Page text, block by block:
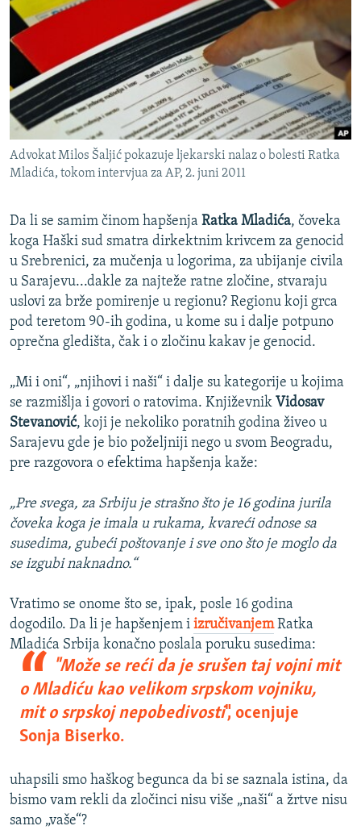
ISPRIČAJ MI
DNEVNO@RSE
SPECIJALI RSE
VIŠE OD NASLOVA
GENOCID U SREBRENICI
POPLAVE I KLIZIŠTA U BIH 2024.
POST SCRIPTUM
MOJA EVROPA
TRI DECENIJE OD RATA U BIH
SVE KARTE DEJTONA
NASTANAK I RASPAD JUGOSLAVIJE
PRATITE NAS
Advokat Milos Šaljić pokazuje ljekarski nalaz o bolesti Ratka
Mladića, tokom intervjua za AP, 2. juni 2011
Da li se samim činom hapšenja Ratka Mladića, čoveka
koga Haški sud smatra dirkektnim krivcem za genocid
u Srebrenici, za mučenja u logorima, za ubijanje civila
u Sarajevu...dakle za najteže ratne zločine, stvaraju
uslovi za brže pomirenje u regionu? Regionu koji grca
pod teretom 90-ih godina, u kome su i dalje potpuno
oprečna gledišta, čak i o zločinu kakav je genocid.
„Mi i oni“, „njihovi i naši“ i dalje su kategorije u kojima
se razmišlja i govori o ratovima. Književnik Vidosav
Stevanović, koji je nekoliko poratnih godina živeo u
Sarajevu gde je bio poželjniji nego u svom Beogradu,
pre razgovora o efektima hapšenja kaže:
„Pre svega, za Srbiju je strašno što je 16 godina jurila
čoveka koga je imala u rukama, kvareći odnose sa
susedima, gubeći poštovanje i sve ono što je moglo da
se izgubi naknadno.“
Vratimo se onome što se, ipak, posle 16 godina
dogodilo. Da li je hapšenjem i izručivanjemRatka
Mladića Srbija konačno poslala poruku susedima:
"Može se reći da je srušen taj vojni mit
o Mladiću kao velikom srpskom vojniku,
mit o srpskoj nepobedivosti", ocenjuje
Sonja Biserko.
uhapsili smo haškog begunca da bi se saznala istina, da
bismo vam rekli da zločinci nisu više „naši“ a žrtve nisu
samo „vaše“?